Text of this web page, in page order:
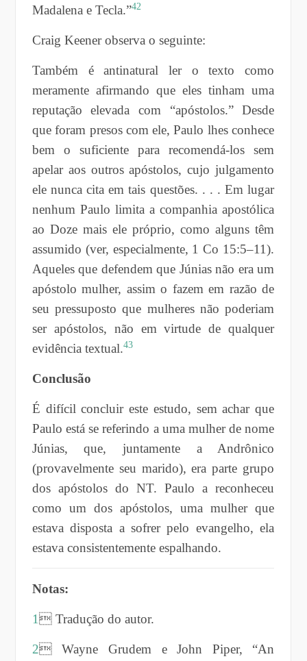
Madalena e Tecla.”42
Craig Keener observa o seguinte:
Também é antinatural ler o texto como
meramente afirmando que eles tinham uma
reputação elevada com “apóstolos.” Desde
que foram presos com ele, Paulo lhes conhece
bem o suficiente para recomendá-los sem
apelar aos outros apóstolos, cujo julgamento
ele nunca cita em tais questões. . . . Em lugar
nenhum Paulo limita a companhia apostólica
ao Doze mais ele próprio, como alguns têm
assumido (ver, especialmente, 1 Co 15:5–11).
Aqueles que defendem que Júnias não era um
apóstolo mulher, assim o fazem em razão de
seu pressuposto que mulheres não poderiam
ser apóstolos, não em virtude de qualquer
evidência textual.43
Conclusão
É difícil concluir este estudo, sem achar que
Paulo está se referindo a uma mulher de nome
Júnias, que, juntamente a Andrônico
(provavelmente seu marido), era parte grupo
dos apóstolos do NT. Paulo a reconheceu
como um dos apóstolos, uma mulher que
estava disposta a sofrer pelo evangelho, ela
estava consistentemente espalhando.
Notas:
1 Tradução do autor.
2 Wayne Grudem e John Piper, “An